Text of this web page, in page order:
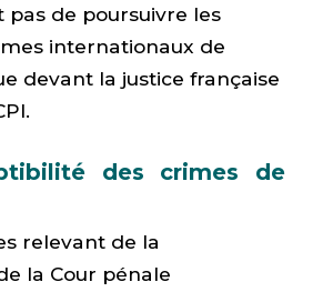
de poursuivre les
internationaux de
devant la justice française
des crimes de
relevant de la
la Cour pénale